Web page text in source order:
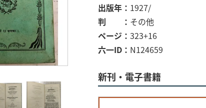
出版年
1927/
判
その他
ページ
323+16
六一ID
N124659
新刊・電子書籍